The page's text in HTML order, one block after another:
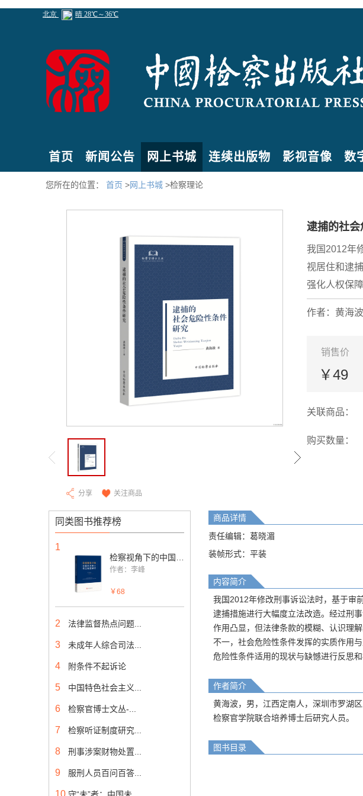
首页 新闻公告 网上书城 连续出版物 影视音像 数
您所在的位置： 首页 >网上书城 >检察理论
分享 关注商品
逮捕的社
我国2012年
视居住和逮
强化人权保
作者：黄海波
销售价
￥49
关联商品：
购买数量：
同类图书推荐榜
1
作者：李峰
￥68
2 法律监督热点问题...
3 未成年人综合司法...
4 附条件不起诉论
5 中国特色社会主义...
6 检察官博士文丛-...
7 检察听证制度研究...
8 刑事涉案财物处置...
9 服刑人员百问百答...
10
商品详情
责任编辑：葛晓湄
装帧形式：平装
内容简介
我国2012年修改刑事诉讼法时，基于审
逮捕措施进行大幅度立法改造。经过刑
作用凸显，但法律条款的模糊、认识理
不一，社会危险性条件发挥的实质作用
危险性条件适用的现状与缺憾进行反思
作者简介
黄海波，男，江西定南人，深圳市罗湖
检察官学院联合培养博士后研究人员。
图书目录